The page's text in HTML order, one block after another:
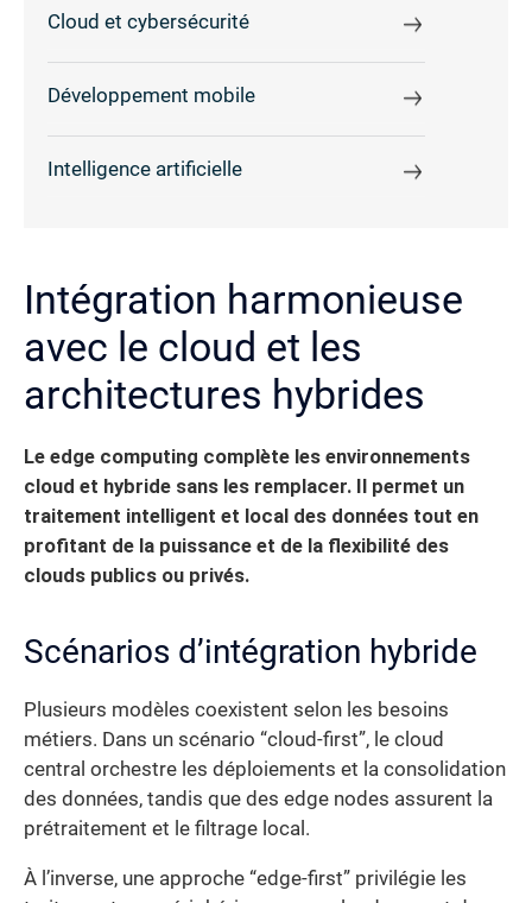
Cloud et cybersécurité
Développement mobile
Intelligence artificielle
Intégration harmonieuse
avec le cloud et les
architectures hybrides
Le edge computing complète les environnements
cloud et hybride sans les remplacer. Il permet un
traitement intelligent et local des données tout en
profitant de la puissance et de la flexibilité des
clouds publics ou privés.
Scénarios d’intégration hybride
Plusieurs modèles coexistent selon les besoins
métiers. Dans un scénario “cloud-first”, le cloud
central orchestre les déploiements et la consolidation
des données, tandis que des edge nodes assurent la
prétraitement et le filtrage local.
À l’inverse, une approche “edge-first” privilégie les